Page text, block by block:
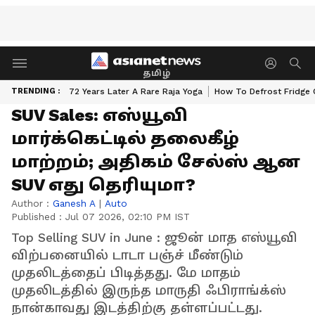
தமிழ்
TRENDING : 72 Years Later A Rare Raja Yoga How To Defrost Fridge
SUV Sales: எஸ்யூவி
மார்க்கெட்டில் தலைகீழ்
மாற்றம்; அதிகம் சேல்ஸ் ஆன
SUV எது தெரியுமா?
Author : Ganesh A | Auto
Published : Jul 07 2026, 02:10 PM IST
Top Selling SUV in June : ஜூன் மாத எஸ்யூவி
விற்பனையில் டாடா பஞ்ச் மீண்டும்
முதலிடத்தைப் பிடித்தது. மே மாதம்
முதலிடத்தில் இருந்த மாருதி ஃபிராங்க்ஸ்
நான்காவது இடத்திற்கு தள்ளப்பட்டது.